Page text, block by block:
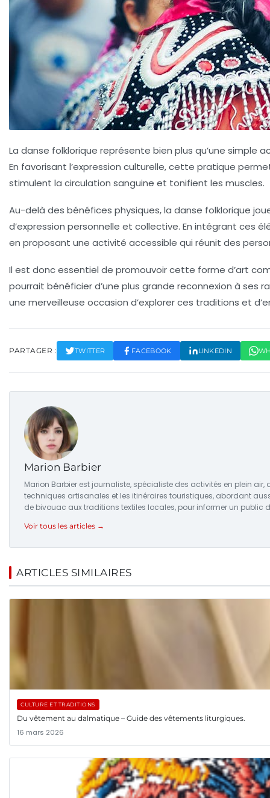
La danse folklorique représente bien plus qu’une simple
En favorisant l’expression culturelle, cette pratique
stimulent la circulation sanguine et tonifient les muscles.
Au-delà des bénéfices physiques, la danse folklorique
d’expression personnelle et collective. En intégrant ces
en proposant une activité accessible qui réunit des
Il est donc essentiel de promouvoir cette forme d’art
pourrait bénéficier d’une plus grande reconnexion à ses
une merveilleuse occasion d’explorer ces traditions et
PARTAGER : TWITTER FACEBOOK LINKEDIN
Marion Barbier
Marion Barbier est journaliste, spécialiste des activités en plein
techniques artisanales et les itinéraires touristiques, abordant
de bivouac aux traditions textiles locales, pour informer un public
Voir tous les articles →
ARTICLES SIMILAIRES
CULTURE ET TRADITIONS
Du vêtement au dalmatique – Guide des vêtements liturgiques.
16 mars 2026